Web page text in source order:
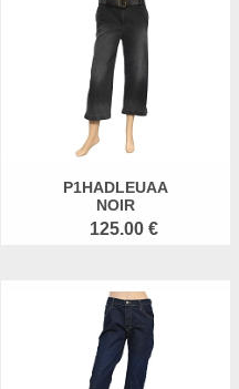
P1HADLEUAA
NOIR
125.00 €